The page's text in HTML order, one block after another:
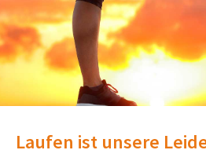
Laufen ist unsere